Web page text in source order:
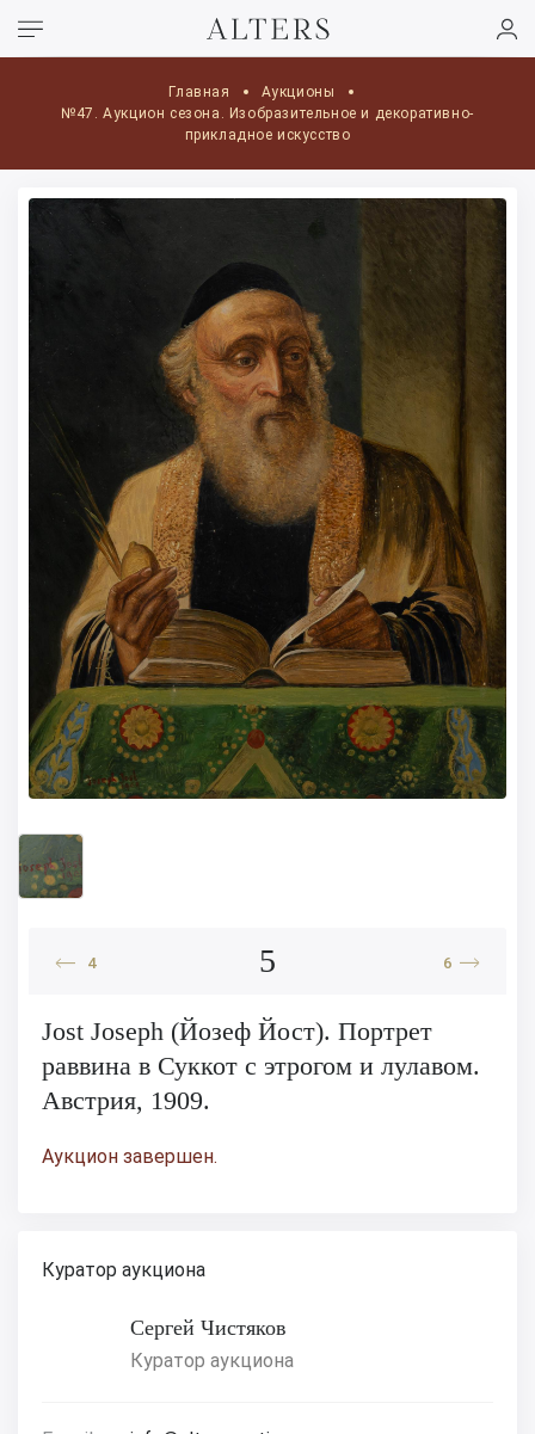
Главная
Аукционы
№47. Аукцион сезона. Изобразительное и декоративно-
прикладное искусство
4 5 6
Jost Joseph (Йозеф Йост). Портрет
раввина в Суккот с этрогом и лулавом.
Австрия, 1909.
Аукцион завершен.
Куратор аукциона
Сергей Чистяков
Куратор аукциона